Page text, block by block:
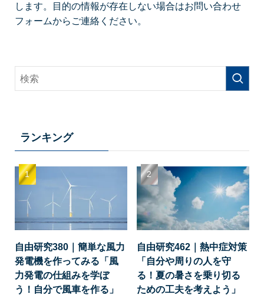
します。目的の情報が存在しない場合はお問い合わせ
フォームからご連絡ください。
ランキング
自由研究380｜簡単な風力
発電機を作ってみる「風
力発電の仕組みを学ぼ
う！自分で風車を作る」
自由研究462｜熱中症対策
「自分や周りの人を守
る！夏の暑さを乗り切る
ための工夫を考えよう」